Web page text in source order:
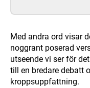
Med andra ord visar
noggrant poserad
utseende vi ser för
till en bredare debatt
kroppsuppfattning.